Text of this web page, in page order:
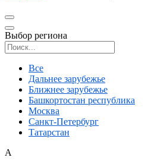
Выбор региона
Все
Дальнее зарубежье
Ближнее зарубежье
Башкортостан республика
Москва
Санкт-Петербург
Татарстан
А